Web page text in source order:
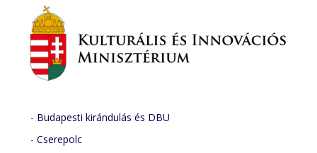
- Budapesti kirándulás és DBU
-Cserepolc